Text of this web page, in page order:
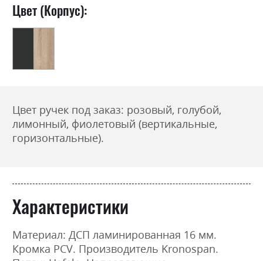
Цвет (Корпус):
Цвет ручек под заказ: розовый, голубой,
лимонный, фиолетовый (вертикальные,
горизонтальные).
Характеристики
Материал: ДСП ламинированная 16 мм.
Кромка PCV. Производитель Kronospan.